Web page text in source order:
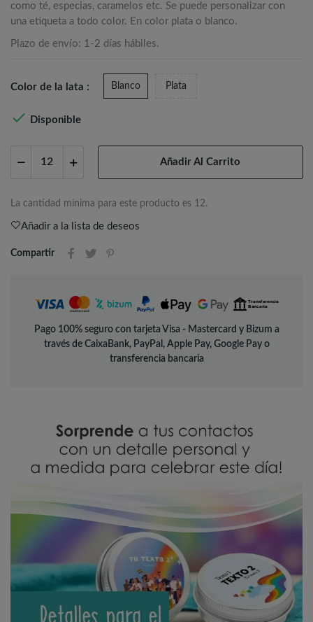
como té, especias, caramelos etc. Se puede personalizar con
una etiqueta a todo color. En color plata o blanco.
Plazo de envío: 1-2 días hábiles.
Color de la lata : Blanco Plata
 Disponible
Añadir Al Carrito
La cantidad mínima para este producto es 12.
Añadir a la lista de deseos
Compartir
Pago 100% seguro con tarjeta Visa - Mastercard y Bizum a
través de CaixaBank, PayPal, Apple Pay, Google Pay o
transferencia bancaria